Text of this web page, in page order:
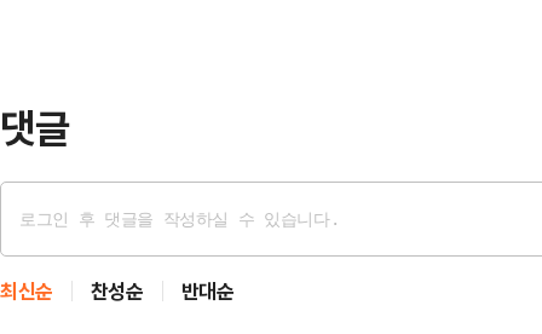
댓글
최신순 찬성순 반대순